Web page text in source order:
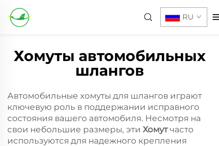
RU
Хомуты автомобильных
шлангов
Автомобильные хомуты для шлангов играют
ключевую роль в поддержании исправного
состояния вашего автомобиля. Несмотря на
свои небольшие размеры, эти Хомутчасто
используются для надежного крепления